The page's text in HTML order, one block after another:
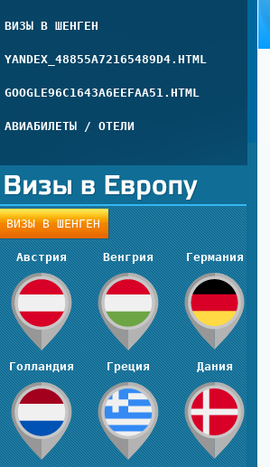
ВИЗЫ В ШЕНГЕН
YANDEX_48855A72165489D4.HTML
GOOGLE96C1643A6EEFAA51.HTML
АВИАБИЛЕТЫ / ОТЕЛИ
ВИЗЫ В ШЕНГЕН
Австрия Венгрия Германия
Голландия Греция Дания